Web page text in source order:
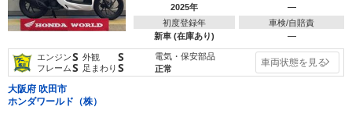
2025年
―
初度登録年
新車 (在庫あり)
車検/自賠責
―
エンジンS 外観 S
フレームS 足まわり S
電気・保安部品
正常
車両状態を見る
大阪府 吹田市
ホンダワールド（株）